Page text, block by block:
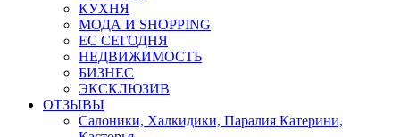
КУХНЯ
МОДА И SHOPPING
ЕС СЕГОДНЯ
НЕДВИЖИМОСТЬ
БИЗНЕС
ЭКСКЛЮЗИВ
ОТЗЫВЫ
Салоники, Халкидики, Паралия Катерини,